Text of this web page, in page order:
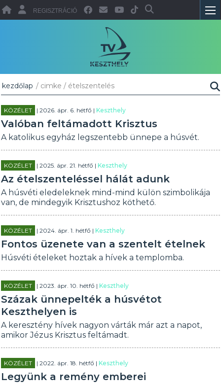
REGISZTRÁCIÓ
kezdőlap / cimke / ételszentelés
KÖZÉLET | 2026. ápr. 6. hétfő |Keszthely
Valóban feltámadott Krisztus
A katolikus egyház legszentebb ünnepe a húsvét.
KÖZÉLET | 2025. ápr. 21. hétfő |Keszthely
Az ételszenteléssel hálát adunk
A húsvéti eledeleknek mind-mind külön szimbolikája
van, de mindegyik Krisztushoz köthető.
KÖZÉLET | 2024. ápr. 1. hétfő |Keszthely
Fontos üzenete van a szentelt ételnek
Húsvéti ételeket hoztak a hívek a templomba.
KÖZÉLET | 2023. ápr. 10. hétfő |Keszthely
Százak ünnepelték a húsvétot
Keszthelyen is
A keresztény hívek nagyon várták már azt a napot,
amikor Jézus Krisztus feltámadt.
KÖZÉLET | 2022. ápr. 18. hétfő |Keszthely
Legyünk a remény emberei